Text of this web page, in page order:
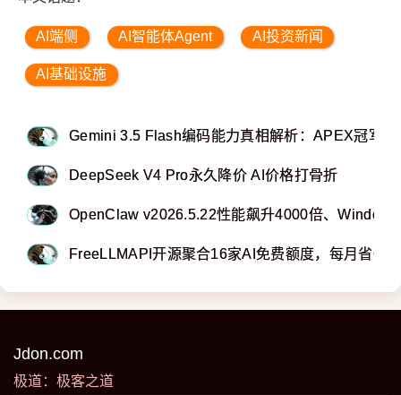
AI端侧 AI智能体Agent AI投资新闻
AI基础设施
Gemini 3.5 Flash编码能力真相解析：APEX冠军
DeepSeek V4 Pro永久降价 AI价格打骨折
OpenClaw v2026.5.22性能飙升4000倍、
FreeLLMAPI开源聚合16家AI免费额度，每月省62
Jdon.com
极道：极客之道